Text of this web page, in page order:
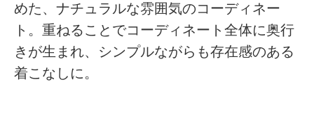
めた、ナチュラルな雰囲気のコーディネー
ト。重ねることでコーディネート全体に奥行
きが生まれ、シンプルながらも存在感のある
着こなしに。